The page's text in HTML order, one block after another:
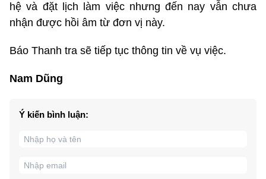
hệ và đặt lịch làm việc nhưng đến nay vẫn chưa
nhận được hồi âm từ đơn vị này.
Báo Thanh tra sẽ tiếp tục thông tin về vụ việc.
Nam Dũng
Ý kiến bình luận: